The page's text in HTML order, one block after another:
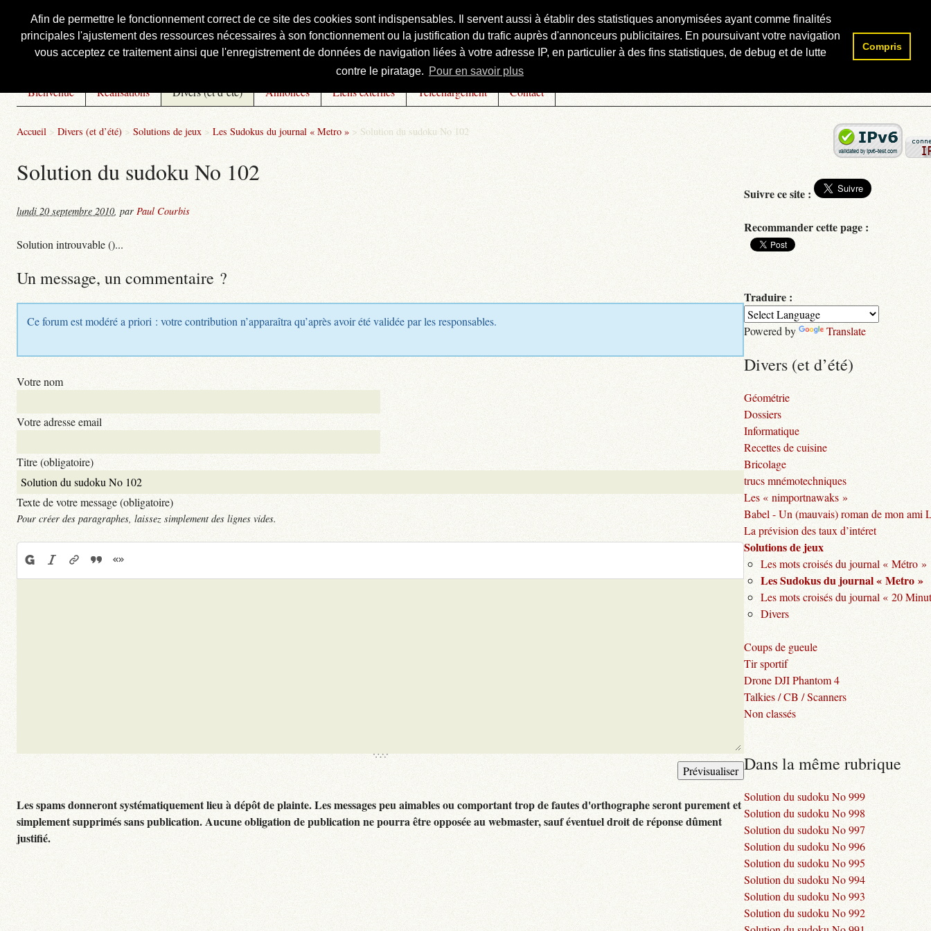
Afin de permettre le fonctionnement correct de ce site des cookies sont indispensables. Il servent aussi à établir des statistiques anonymisées ayant comme finalités
principales l'ajustement des ressources nécessaires à son fonctionnement ou la justification du trafic auprès d'annonceurs publicitaires. En poursuivant votre navigation
vous acceptez ce traitement ainsi que l'enregistrement de données de navigation liées à votre adresse IP, en particulier à des fins statistiques, de debug et de lutte
contre le piratage. Pour en savoir plus
Compris
Courbis, « LE » Blog Officiel
Bienvenue Réalisations Divers (et d’été) Annonces Liens externes Téléchargement Contact
Accueil > Divers (et d’été) > Solutions de jeux > Les Sudokus du journal « Metro » > Solution du sudoku No 102
Solution du sudoku No 102
lundi 20 septembre 2010, par Paul Courbis
Solution introuvable ()...
Un message, un commentaire ?
Ce forum est modéré a priori : votre contribution n’apparaîtra qu’après avoir été validée par les responsables.
Votre nom
Votre adresse email
Titre (obligatoire)
Texte de votre message (obligatoire)
Pour créer des paragraphes, laissez simplement des lignes vides.
Les spams donneront systématiquement lieu à dépôt de plainte. Les messages peu aimables ou comportant trop de fautes d'orthographe seront purement et
simplement supprimés sans publication. Aucune obligation de publication ne pourra être opposée au webmaster, sauf éventuel droit de réponse dûment
justifié.
Rechercher :
Suivre ce site :
Recommander cette page :
Traduire :
Powered by Translate
Divers (et d’été)
Géométrie
Dossiers
Informatique
Recettes de cuisine
Bricolage
trucs mnémotechniques
Les « nimportnawaks »
Babel - Un (mauvais) roman de mon ami
La prévision des taux d’intéret
Solutions de jeux
Les mots croisés du journal « Métro »
Les Sudokus du journal « Metro »
Les mots croisés du journal « 20
Divers
Coups de gueule
Tir sportif
Drone DJI Phantom 4
Talkies / CB / Scanners
Non classés
Dans la même rubrique
Solution du sudoku No 999
Solution du sudoku No 998
Solution du sudoku No 997
Solution du sudoku No 996
Solution du sudoku No 995
Solution du sudoku No 994
Solution du sudoku No 993
Solution du sudoku No 992